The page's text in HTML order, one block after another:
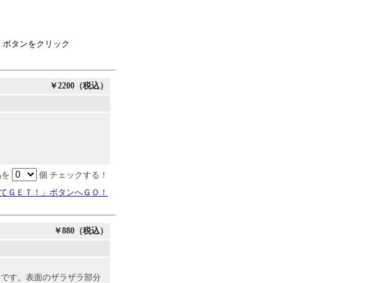
タンをクリック
￥2200（税込）
個 チェックする！
ＧＥＴ！」ボタンへＧＯ！
￥880（税込）
す。表面のザラザラ部分